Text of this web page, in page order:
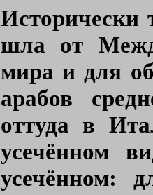
Исторически
шла от
мира и для
арабов
оттуда в
усечённом
усечённом: